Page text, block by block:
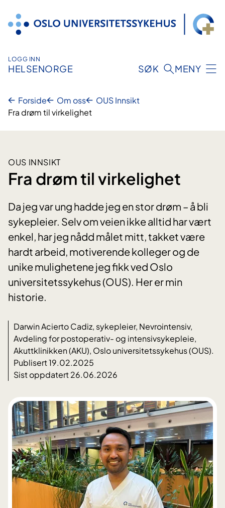
innhold
LOGG INN
HELSENORGE SØK MENY
Forside Om oss
OUS Innsikt
Fra drøm til virkelighet
OUS INNSIKT
Fra drøm til virkelighet
Da jeg var ung hadde jeg en stor drøm – å bli
sykepleier. Selv om veien ikke alltid har vært
enkel, har jeg nådd målet mitt, takket være
hardt arbeid, motiverende kolleger og de
unike mulighetene jeg fikk ved Oslo
universitetssykehus (OUS). Her er min
historie.
Darwin Acierto Cadiz, sykepleier, Nevrointensiv,
Avdeling for postoperativ- og intensivsykepleie,
Akuttklinikken (AKU), Oslo universitetssykehus (OUS).
Publisert 19.02.2025
Sist oppdatert 26.06.2026